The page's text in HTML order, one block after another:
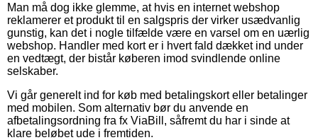
Man må dog ikke glemme, at hvis en internet webshop
reklamerer et produkt til en salgspris der virker usædvanlig
gunstig, kan det i nogle tilfælde være en varsel om en uærlig
webshop. Handler med kort er i hvert fald dækket ind under
en vedtægt, der bistår køberen imod svindlende online
selskaber.
Vi går generelt ind for køb med betalingskort eller betalinger
med mobilen. Som alternativ bør du anvende en
afbetalingsordning fra fx ViaBill, såfremt du har i sinde at
klare beløbet ude i fremtiden.